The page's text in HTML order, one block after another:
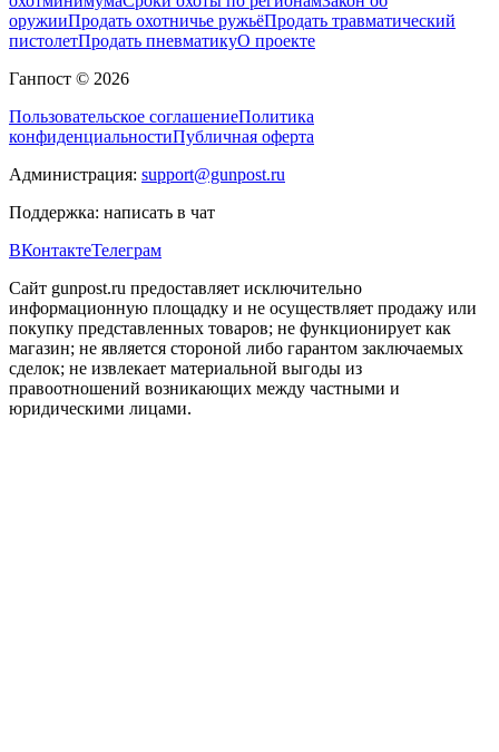
оружииПродать охотничье ружьёПродать травматический
пистолетПродать пневматикуО проекте
Ганпост © 2026
Пользовательское соглашениеПолитика
конфиденциальностиПубличная оферта
Администрация: support@gunpost.ru
Поддержка: написать в чат
ВКонтактеТелеграм
Сайт gunpost.ru предоставляет исключительно
информационную площадку и не осуществляет продажу или
покупку представленных товаров; не функционирует как
магазин; не является стороной либо гарантом заключаемых
сделок; не извлекает материальной выгоды из
правоотношений возникающих между частными и
юридическими лицами.